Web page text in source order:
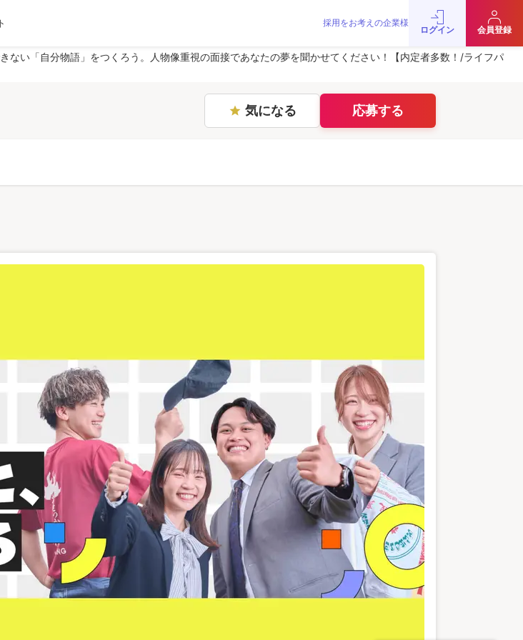
採用をお考えの企業様
ログイン 会員登録
ない「自分物語」をつくろう。人物像重視の面接であなたの夢を聞かせてください！【内定者多数！/ライフパ
star 気になる 応募する
お問い合わせJobRainbow MAGAZINE
© 2016 JobRainbow Co.,Ltd.